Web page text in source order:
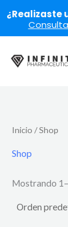
contenido
Inicio / Shop
Shop
Mostrando
¿Realizaste